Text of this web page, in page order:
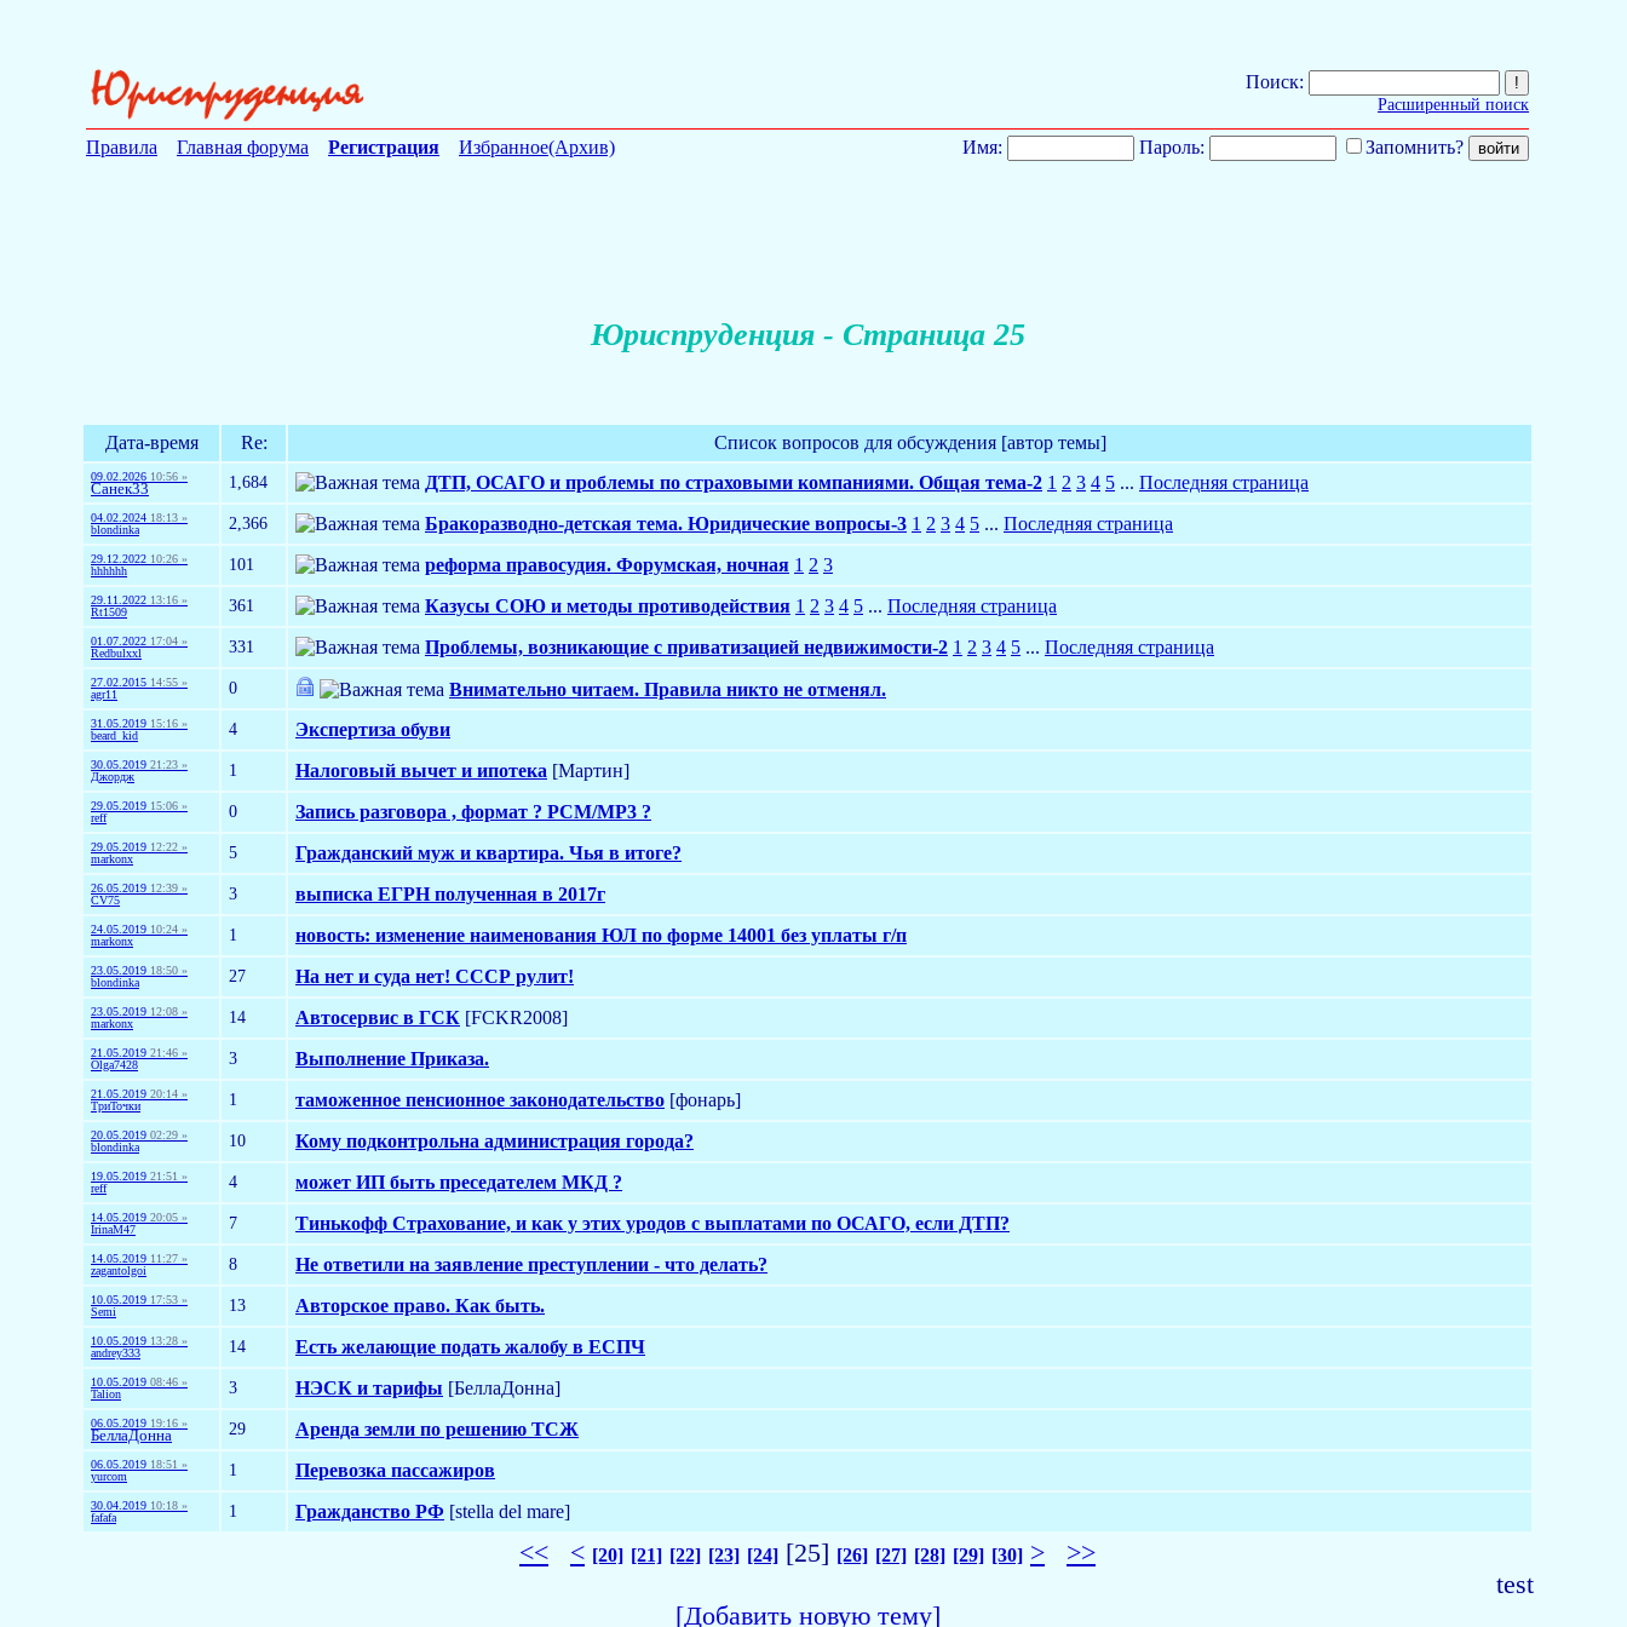
Поиск:
Расширенный поиск
Правила Главная форума Регистрация Избранное(Архив) Имя: Пароль: Запомнить?
Юриспруденция - Страница 25
Дата-время Re: Список вопросов для обсуждения [автор темы]
09.02.2026 10:56 »
Санек33 1,684 ДТП, ОСАГО и проблемы по страховыми компаниями. Общая тема-2 1 2 3 4 5 ... Последняя страница
04.02.2024 18:13 »
blondinka
2,366 Бракоразводно-детская тема. Юридические вопросы-3 1 2 3 4 5 ... Последняя страница
29.12.2022 10:26 »
hhhhhh
101 реформа правосудия. Форумская, ночная 1 2 3
29.11.2022 13:16 »
Rt1509
361 Казусы СОЮ и методы противодействия 1 2 3 4 5 ... Последняя страница
01.07.2022 17:04 »
Redbulxxl
331 Проблемы, возникающие с приватизацией недвижимости-2 1 2 3 4 5 ... Последняя страница
27.02.2015 14:55 »
agr11
0 Внимательно читаем. Правила никто не отменял.
31.05.2019 15:16 »
beard_kid
4 Экспертиза обуви
30.05.2019 21:23 »
Джордж
1 Налоговый вычет и ипотека [Мартин]
29.05.2019 15:06 »
reff
0 Запись разговора , формат ? PCM/MP3 ?
29.05.2019 12:22 »
markonx
5 Гражданский муж и квартира. Чья в итоге?
26.05.2019 12:39 »
CV75
3 выписка ЕГРН полученная в 2017г
24.05.2019 10:24 »
markonx
1 новость: изменение наименования ЮЛ по форме 14001 без уплаты г/п
23.05.2019 18:50 »
blondinka
27 На нет и суда нет! СССР рулит!
23.05.2019 12:08 »
markonx
14 Автосервис в ГСК [FCKR2008]
21.05.2019 21:46 »
Olga7428
3 Выполнение Приказа.
21.05.2019 20:14 »
ТриТочки
1 таможенное пенсионное законодательство [фонарь]
20.05.2019 02:29 »
blondinka
10 Кому подконтрольна администрация города?
19.05.2019 21:51 »
reff
4 может ИП быть преседателем МКД ?
14.05.2019 20:05 »
IrinaM47
7 Тинькофф Страхование, и как у этих уродов с выплатами по ОСАГО, если ДТП?
14.05.2019 11:27 »
zagantolgoi
8 Не ответили на заявление преступлении - что делать?
10.05.2019 17:53 »
Semi
13 Авторское право. Как быть.
10.05.2019 13:28 »
andrey333
14 Есть желающие подать жалобу в ЕСПЧ
10.05.2019 08:46 »
Talion
3 НЭСК и тарифы [БеллаДонна]
06.05.2019 19:16 »
БеллаДонна 29 Аренда земли по решению ТСЖ
06.05.2019 18:51 »
yurcom
1 Перевозка пассажиров
30.04.2019 10:18 »
fafafa
1 Гражданство РФ [stella del mare]
<< < [20] [21] [22] [23] [24] [25] [26] [27] [28] [29] [30] >
>>
test
[Добавить новую тему]